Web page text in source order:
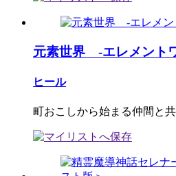
元素世界 ‐エレメント
ヒール
町おこしから始まる仲間と